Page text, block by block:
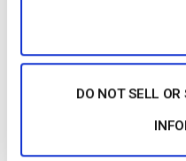
DO NOT SELL OR
streaming è un aspetto
migliorare il coinvolgimento
portata del pubblico, di
l’uso del DVR è un aspetto
Implementando il DVR, le